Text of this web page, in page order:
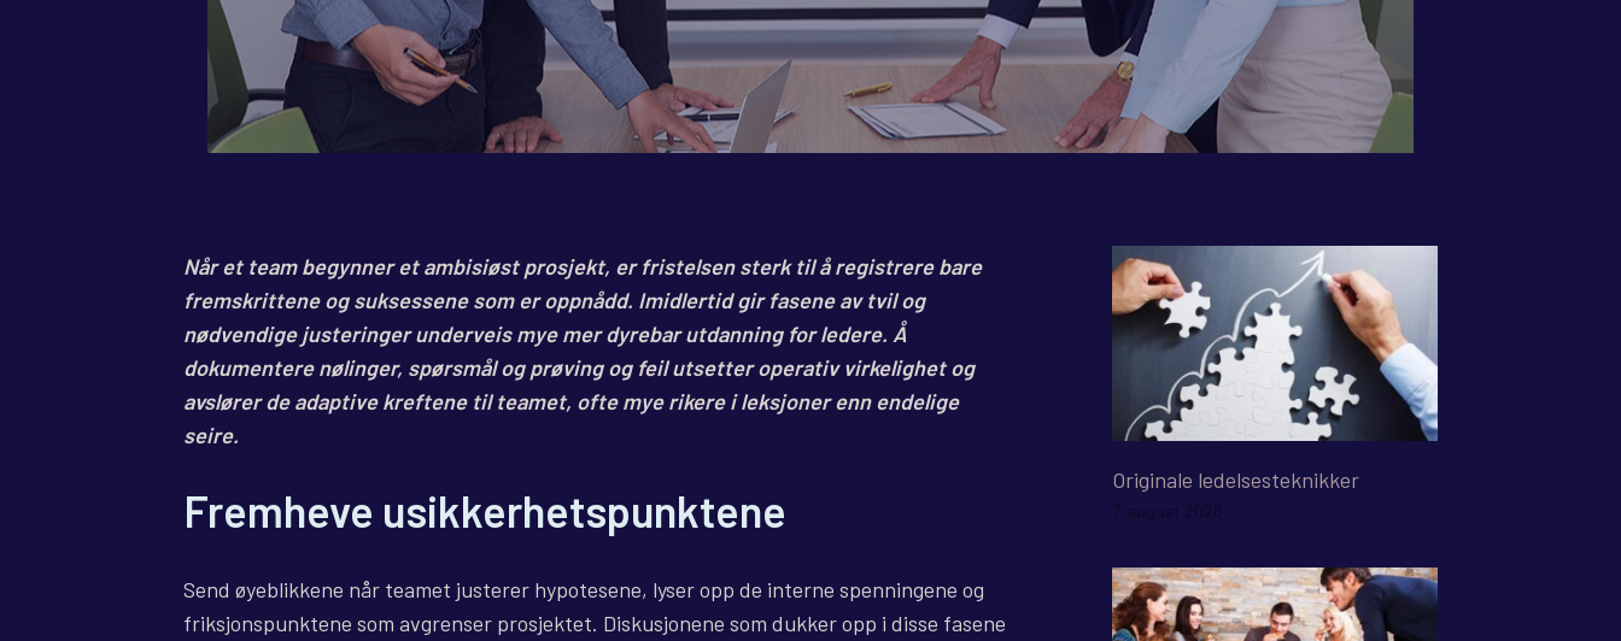
Når et team begynner et ambisiøst prosjekt, er fristelsen sterk til å registrere bare
fremskrittene og suksessene som er oppnådd. Imidlertid gir fasene av tvil og
nødvendige justeringer underveis mye mer dyrebar utdanning for ledere. Å
dokumentere nølinger, spørsmål og prøving og feil utsetter operativ virkelighet og
avslører de adaptive kreftene til teamet, ofte mye rikere i leksjoner enn endelige
seire.
Fremheve usikkerhetspunktene
Send øyeblikkene når teamet justerer hypotesene, lyser opp de interne spenningene og
friksjonspunktene som avgrenser prosjektet. Diskusjonene som dukker opp i disse fasene
Originale ledelsesteknikker
7. august 2026